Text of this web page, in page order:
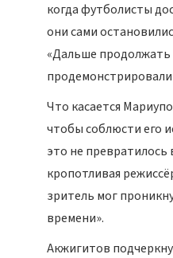
когда футболисты
они сами
«Дальше продолжать
продемонстрировали
Что касается
чтобы соблюсти его
это не превратилось
кропотливая
зритель мог
времени».
Акжигитов